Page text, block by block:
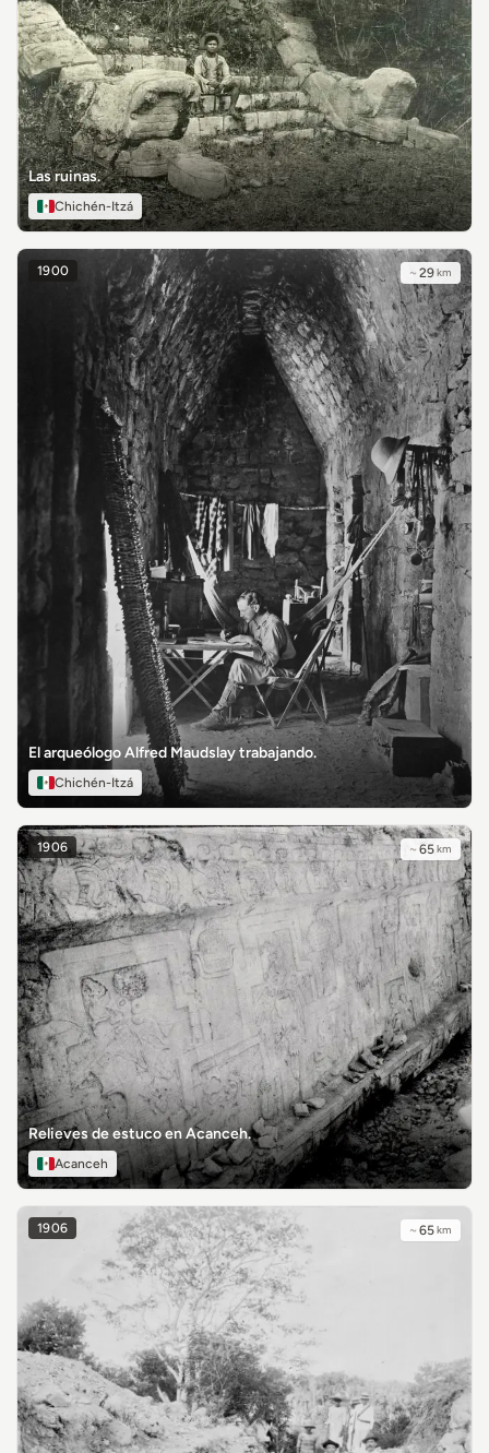
Las ruinas.
Chichén-Itzá
1900 ~ 29km
El arqueólogo Alfred Maudslay trabajando.
Chichén-Itzá
1906 ~ 65km
Relieves de estuco en Acanceh.
Acanceh
1906 ~ 65km